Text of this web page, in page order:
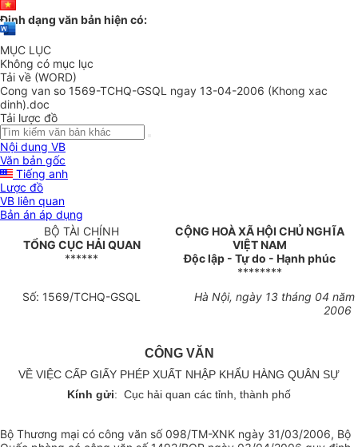
Định dạng văn bản hiện có:
MỤC LỤC
Không có mục lục
Tải về (WORD)
Cong van so 1569-TCHQ-GSQL ngay 13-04-2006 (Khong xac
dinh).doc
Tải lược đồ
Nội dung VB
Văn bản gốc
Tiếng anh
Lược đồ
VB liên quan
Bản án áp dụng
BỘ TÀI CHÍNH
TỔNG CỤC HẢI QUAN
******
CỘNG HOÀ XÃ HỘI CHỦ NGHĨA
VIỆT NAM
Độc lập - Tự do - Hạnh phúc
********
Số: 1569/TCHQ-GSQL
Hà Nội, ngày 13 tháng 04 năm
2006
CÔNG VĂN
VỀ VIỆC CẤP GIẤY PHÉP XUẤT NHẬP KHẨU HÀNG QUÂN SỰ
Kính gửi: Cục hải quan các tỉnh, thành phố
Bộ Thương mại có công văn số 098/TM-XNK ngày 31/03/2006, Bộ